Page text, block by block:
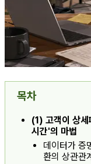
목차
(1) 고객이 상세
시간'의 마법
데이터가 증
환의 상관관